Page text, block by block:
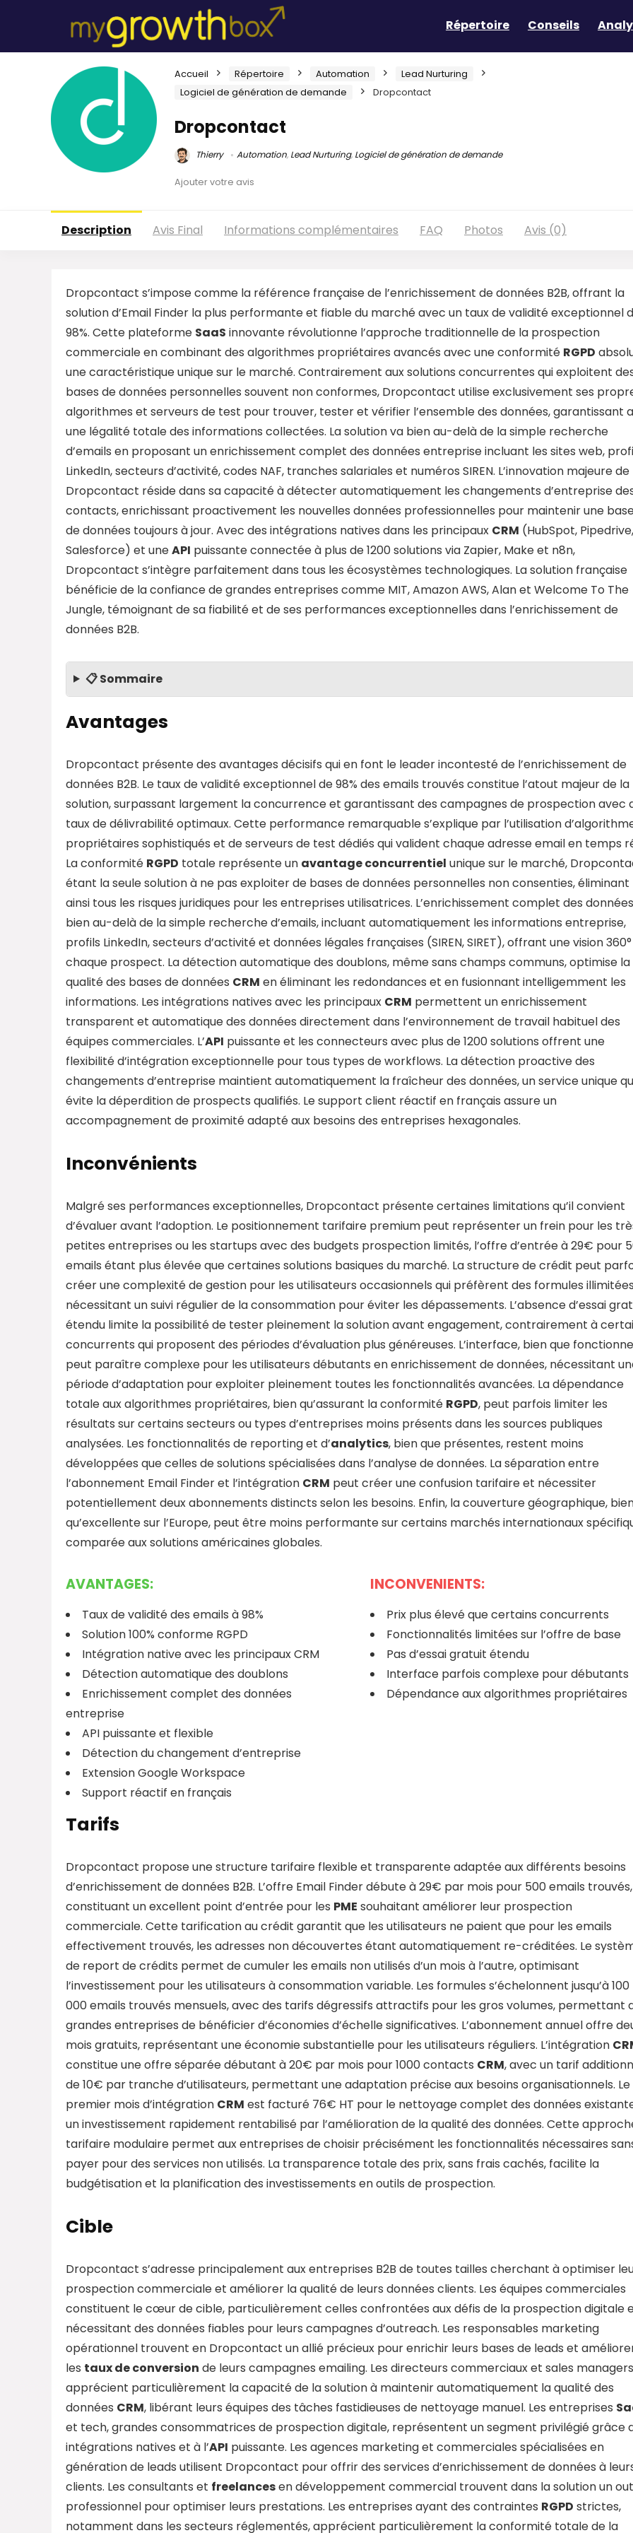
Répertoire Conseils
Accueil Répertoire Automation
Lead Nurturing
Logiciel de génération de demande
Dropcontact
Dropcontact
Thierry Automation, Lead Nurturing, Logiciel de génération de demande
Ajouter votre avis
Description Avis Final Informations complémentaires FAQ Photos Avis (0)
Dropcontact s’impose comme la référence française de l’enrichissement de données B2B, offrant la
solution d’Email Finder la plus performante et fiable du marché avec un taux de validité exceptionnel
98%. Cette plateforme SaaS innovante révolutionne l’approche traditionnelle de la prospection
commerciale en combinant des algorithmes propriétaires avancés avec une conformité RGPD
une caractéristique unique sur le marché. Contrairement aux solutions concurrentes qui exploitent
bases de données personnelles souvent non conformes, Dropcontact utilise exclusivement ses
algorithmes et serveurs de test pour trouver, tester et vérifier l’ensemble des données, garantissant
une légalité totale des informations collectées. La solution va bien au-delà de la simple recherche
d’emails en proposant un enrichissement complet des données entreprise incluant les sites web,
LinkedIn, secteurs d’activité, codes NAF, tranches salariales et numéros SIREN. L’innovation majeure de
Dropcontact réside dans sa capacité à détecter automatiquement les changements d’entreprise
contacts, enrichissant proactivement les nouvelles données professionnelles pour maintenir une
de données toujours à jour. Avec des intégrations natives dans les principaux CRM (HubSpot, Pipedrive,
Salesforce) et uneAPI puissante connectée à plus de 1200 solutions via Zapier, Make et n8n,
Dropcontact s’intègre parfaitement dans tous les écosystèmes technologiques. La solution française
bénéficie de la confiance de grandes entreprises comme MIT, Amazon AWS, Alan et Welcome To The
Jungle, témoignant de sa fiabilité et de ses performances exceptionnelles dans l’enrichissement de
données B2B.
📋 Sommaire
Avantages
Dropcontact présente des avantages décisifs qui en font le leader incontesté de l’enrichissement de
données B2B. Le taux de validité exceptionnel de 98% des emails trouvés constitue l’atout majeur de la
solution, surpassant largement la concurrence et garantissant des campagnes de prospection avec
taux de délivrabilité optimaux. Cette performance remarquable s’explique par l’utilisation
propriétaires sophistiqués et de serveurs de test dédiés qui valident chaque adresse email en temps
La conformité RGPD totale représente un avantage concurrentiel unique sur le marché,
étant la seule solution à ne pas exploiter de bases de données personnelles non consenties, éliminant
ainsi tous les risques juridiques pour les entreprises utilisatrices. L’enrichissement complet des
bien au-delà de la simple recherche d’emails, incluant automatiquement les informations entreprise,
profils LinkedIn, secteurs d’activité et données légales françaises (SIREN, SIRET), offrant une vision
chaque prospect. La détection automatique des doublons, même sans champs communs, optimise la
qualité des bases de données CRM en éliminant les redondances et en fusionnant intelligemment les
informations. Les intégrations natives avec les principaux CRM permettent un enrichissement
transparent et automatique des données directement dans l’environnement de travail habituel des
équipes commerciales. L’API puissante et les connecteurs avec plus de 1200 solutions offrent une
flexibilité d’intégration exceptionnelle pour tous types de workflows. La détection proactive des
changements d’entreprise maintient automatiquement la fraîcheur des données, un service unique
évite la déperdition de prospects qualifiés. Le support client réactif en français assure un
accompagnement de proximité adapté aux besoins des entreprises hexagonales.
Inconvénients
Malgré ses performances exceptionnelles, Dropcontact présente certaines limitations qu’il convient
d’évaluer avant l’adoption. Le positionnement tarifaire premium peut représenter un frein pour les
petites entreprises ou les startups avec des budgets prospection limités, l’offre d’entrée à 29€ pour
emails étant plus élevée que certaines solutions basiques du marché. La structure de crédit peut
créer une complexité de gestion pour les utilisateurs occasionnels qui préfèrent des formules
nécessitant un suivi régulier de la consommation pour éviter les dépassements. L’absence d’essai
étendu limite la possibilité de tester pleinement la solution avant engagement, contrairement à
concurrents qui proposent des périodes d’évaluation plus généreuses. L’interface, bien que
peut paraître complexe pour les utilisateurs débutants en enrichissement de données, nécessitant
période d’adaptation pour exploiter pleinement toutes les fonctionnalités avancées. La dépendance
totale aux algorithmes propriétaires, bien qu’assurant la conformité RGPD, peut parfois limiter les
résultats sur certains secteurs ou types d’entreprises moins présents dans les sources publiques
analysées. Les fonctionnalités de reporting et d’analytics, bien que présentes, restent moins
développées que celles de solutions spécialisées dans l’analyse de données. La séparation entre
l’abonnement Email Finder et l’intégration CRM peut créer une confusion tarifaire et nécessiter
potentiellement deux abonnements distincts selon les besoins. Enfin, la couverture géographique,
qu’excellente sur l’Europe, peut être moins performante sur certains marchés internationaux
comparée aux solutions américaines globales.
AVANTAGES:
Taux de validité des emails à 98%
Solution 100% conforme RGPD
Intégration native avec les principaux CRM
Détection automatique des doublons
Enrichissement complet des données
entreprise
API puissante et flexible
Détection du changement d’entreprise
Extension Google Workspace
Support réactif en français
INCONVENIENTS:
Prix plus élevé que certains concurrents
Fonctionnalités limitées sur l’offre de base
Pas d’essai gratuit étendu
Interface parfois complexe pour débutants
Dépendance aux algorithmes propriétaires
Tarifs
Dropcontact propose une structure tarifaire flexible et transparente adaptée aux différents besoins
d’enrichissement de données B2B. L’offre Email Finder débute à 29€ par mois pour 500 emails trouvés,
constituant un excellent point d’entrée pour les PME souhaitant améliorer leur prospection
commerciale. Cette tarification au crédit garantit que les utilisateurs ne paient que pour les emails
effectivement trouvés, les adresses non découvertes étant automatiquement re-créditées. Le
de report de crédits permet de cumuler les emails non utilisés d’un mois à l’autre, optimisant
l’investissement pour les utilisateurs à consommation variable. Les formules s’échelonnent jusqu’à 100
000 emails trouvés mensuels, avec des tarifs dégressifs attractifs pour les gros volumes, permettant
grandes entreprises de bénéficier d’économies d’échelle significatives. L’abonnement annuel offre
mois gratuits, représentant une économie substantielle pour les utilisateurs réguliers. L’intégration
constitue une offre séparée débutant à 20€ par mois pour 1000 contacts CRM, avec un tarif
de 10€ par tranche d’utilisateurs, permettant une adaptation précise aux besoins organisationnels. Le
premier mois d’intégration CRM est facturé 76€ HT pour le nettoyage complet des données
un investissement rapidement rentabilisé par l’amélioration de la qualité des données. Cette
tarifaire modulaire permet aux entreprises de choisir précisément les fonctionnalités nécessaires
payer pour des services non utilisés. La transparence totale des prix, sans frais cachés, facilite la
budgétisation et la planification des investissements en outils de prospection.
Cible
Dropcontact s’adresse principalement aux entreprises B2B de toutes tailles cherchant à optimiser
prospection commerciale et améliorer la qualité de leurs données clients. Les équipes commerciales
constituent le cœur de cible, particulièrement celles confrontées aux défis de la prospection digitale
nécessitant des données fiables pour leurs campagnes d’outreach. Les responsables marketing
opérationnel trouvent en Dropcontact un allié précieux pour enrichir leurs bases de leads et
les taux de conversion de leurs campagnes emailing. Les directeurs commerciaux et sales managers
apprécient particulièrement la capacité de la solution à maintenir automatiquement la qualité des
données CRM, libérant leurs équipes des tâches fastidieuses de nettoyage manuel. Les entreprises
et tech, grandes consommatrices de prospection digitale, représentent un segment privilégié grâce
intégrations natives et à l’API puissante. Les agences marketing et commerciales spécialisées en
génération de leads utilisent Dropcontact pour offrir des services d’enrichissement de données à
clients. Les consultants et freelancesen développement commercial trouvent dans la solution un
professionnel pour optimiser leurs prestations. Les entreprises ayant des contraintes RGPD strictes,
notamment dans les secteurs réglementés, apprécient particulièrement la conformité totale de la